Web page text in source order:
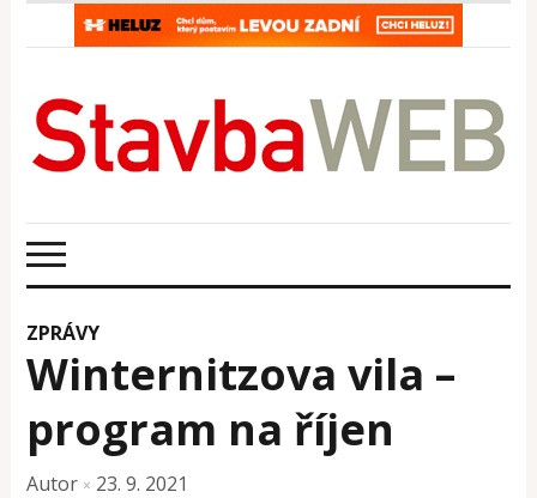
ZPRÁVY
Winternitzova vila –
program na říjen
Autor × 23. 9. 2021